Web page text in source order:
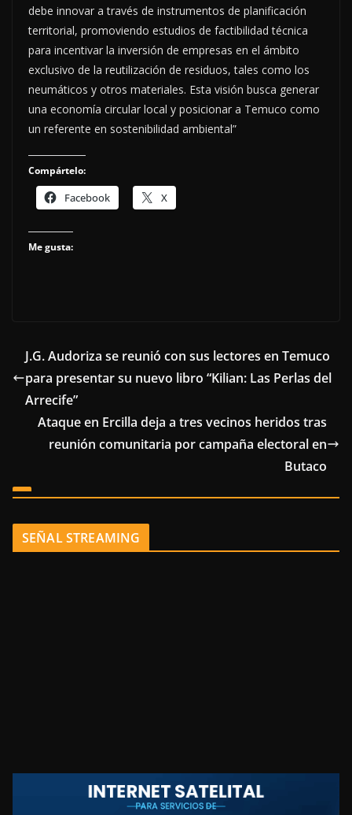
debe innovar a través de instrumentos de planificación
territorial, promoviendo estudios de factibilidad técnica
para incentivar la inversión de empresas en el ámbito
exclusivo de la reutilización de residuos, tales como los
neumáticos y otros materiales. Esta visión busca generar
una economía circular local y posicionar a Temuco como
un referente en sostenibilidad ambiental”
Compártelo:
Facebook X
Me gusta:
J.G. Audoriza se reunió con sus lectores en Temuco
para presentar su nuevo libro “Kilian: Las Perlas del
Arrecife”
Ataque en Ercilla deja a tres vecinos heridos tras
reunión comunitaria por campaña electoral en
Butaco
SEÑAL STREAMING